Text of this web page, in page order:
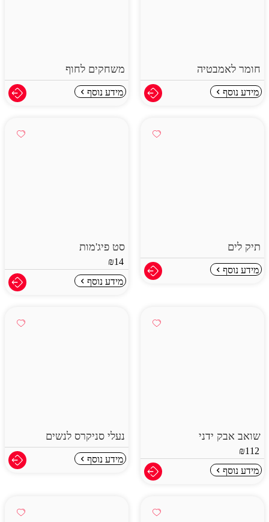
חומר לאמבטיה
מידע נוסף
משחקים לחוף
מידע נוסף
תיק לים
מידע נוסף
סט פיג'מות
₪14
מידע נוסף
שואב אבק ידני
₪112
מידע נוסף
נעלי סניקרס לנשים
מידע נוסף